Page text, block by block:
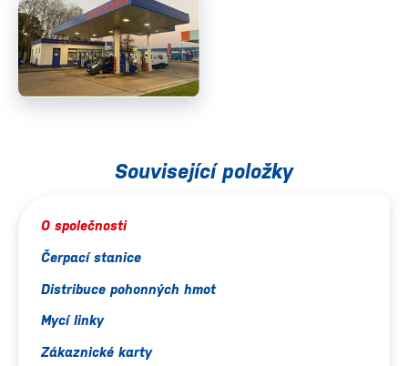
Související položky
O společnosti
Čerpací stanice
Distribuce pohonných hmot
Mycí linky
Zákaznické karty